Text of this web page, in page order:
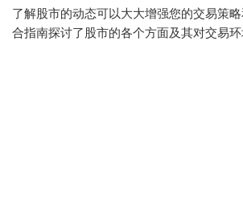
了解股市的动态可以大大增强您的交易策
合指南探讨了股市的各个方面及其对交易环